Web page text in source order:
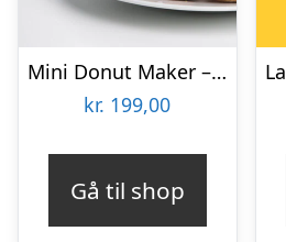
Mini Donut Maker – KitchPro
kr. 199,00
Gå til shop